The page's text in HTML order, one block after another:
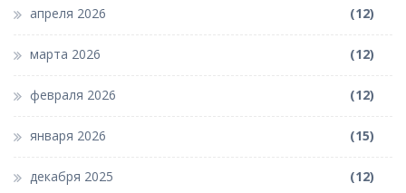
апреля 2026 (12)
марта 2026 (12)
февраля 2026 (12)
января 2026 (15)
декабря 2025 (12)